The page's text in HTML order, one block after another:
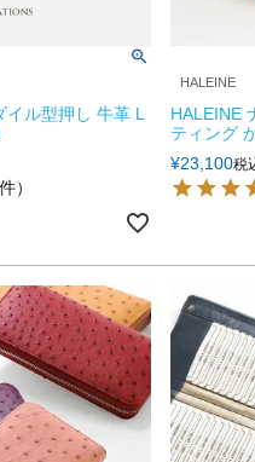
ル型押し 牛革 L
）
HALEINE
HALEINE
ティング
¥23,100税